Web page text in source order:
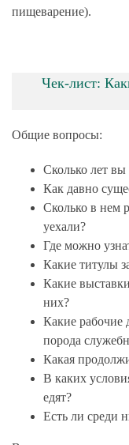
пищеварение).
Чек-лист:
Общие вопросы:
Сколько лет вы
Как давно
Сколько в нем
уехали?
Где можно
Какие титулы
Какие
них?
Какие рабочие
порода
Какая
В каких
едят?
Есть ли среди